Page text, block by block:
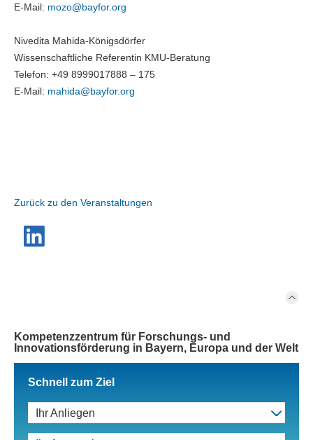
E-Mail: mozo@bayfor.org
Nivedita Mahida-Königsdörfer
Wissenschaftliche Referentin KMU-Beratung
Telefon: +49 8999017888 – 175
E-Mail: mahida@bayfor.org
Zurück zu den Veranstaltungen
Kompetenzzentrum für Forschungs- und
Innovationsförderung in Bayern, Europa und der Welt
Schnell zum Ziel
Ihr Anliegen